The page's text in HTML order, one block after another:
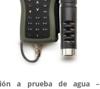
a prueba de agua –